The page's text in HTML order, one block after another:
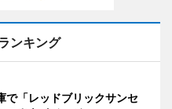
ンキング
で「レッドブリックサンセ